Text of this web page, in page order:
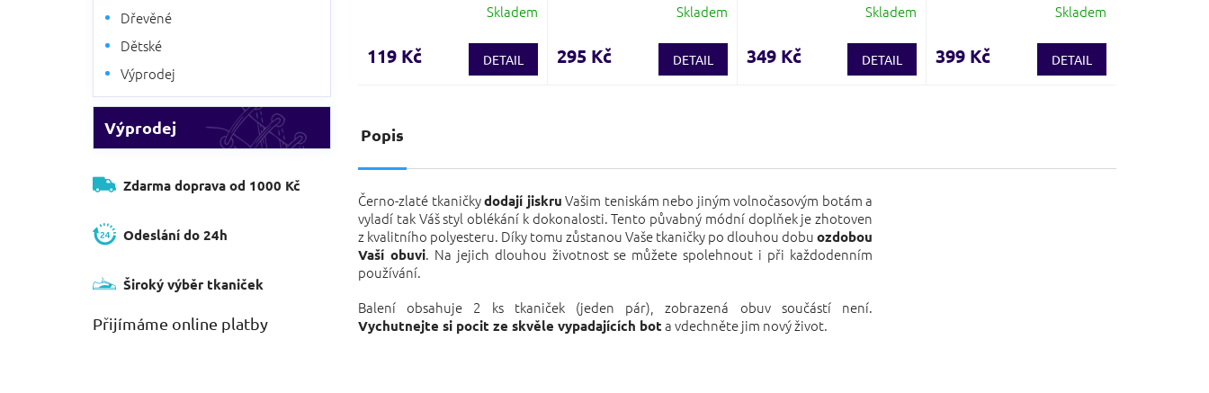
Dřevěné
Dětské
Výprodej
Výprodej
Zdarma doprava od 1000 Kč
Odeslání do 24h
Široký výběr tkaniček
Přijímáme online platby
Skladem
119 Kč DETAIL
produktu
je
Skladem
295 Kč DETAIL
Skladem
349 Kč DETAIL
Skladem
399 Kč DETAIL
Popis
Černo-zlaté tkaničkydodají jiskru Vašim teniskám nebo jiným volnočasovým botám a
vyladí tak Váš styl oblékání k dokonalosti. Tento půvabný módní doplňek je zhotoven
z kvalitního polyesteru. Díky tomu zůstanou Vaše tkaničky po dlouhou dobuozdobou
Vaší obuvi. Na jejich dlouhou životnost se můžete spolehnout i při každodenním
používání.
Balení obsahuje 2 ks tkaniček (jeden pár), zobrazená obuv součástí není.
Vychutnejte si pocit ze skvěle vypadajících bot a vdechněte jim nový život.